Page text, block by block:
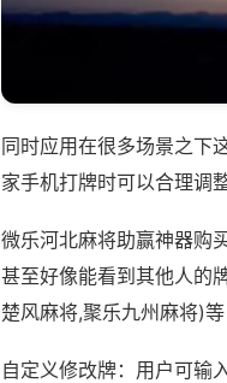
同时应用在很多场景之下
家手机打牌时可以合理调
微乐河北麻将助赢神器购
甚至好像能看到其他人的
楚风麻将,聚乐九州麻将)
自定义修改牌：用户可输